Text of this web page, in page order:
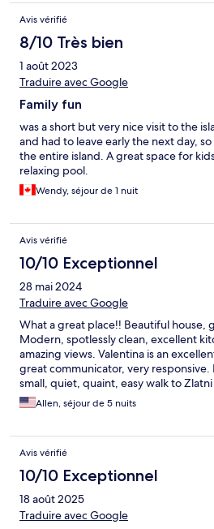
Avis vérifié
8/10 Très bien
1 août 2023
Traduire avec Google
Family fun
was a short but very nice visit to the
and had to leave early the next day,
the entire island. A great space for
relaxing pool.
Wendy, séjour de 1 nuit
Avis vérifié
10/10 Exceptionnel
28 mai 2024
Traduire avec Google
What a great place!! Beautiful house,
Modern, spotlessly clean, excellent
amazing views. Valentina is an
great communicator, very
small, quiet, quaint, easy walk to
beach in Croatia. Strongly
Allen, séjour de 5 nuits
Avis vérifié
10/10 Exceptionnel
18 août 2025
Traduire avec Google